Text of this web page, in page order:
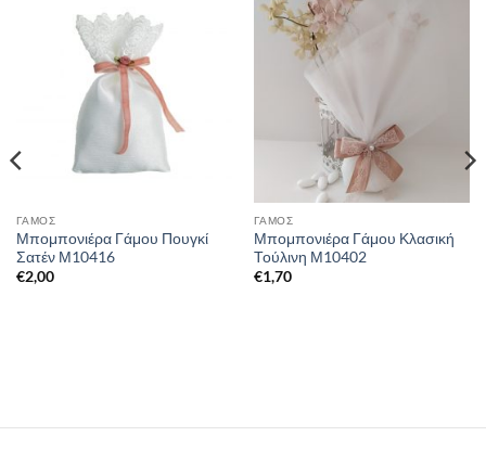
ΓΑΜΟΣ
Μπομπονιέρα Γάμου Πουγκί
Σατέν Μ10416
€2,00
ΓΑΜΟΣ
Μπομπονιέρα Γάμου Κλασική
Τούλινη Μ10402
€1,70